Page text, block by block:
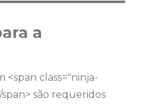
a
<span class="ninja-
são requeridos